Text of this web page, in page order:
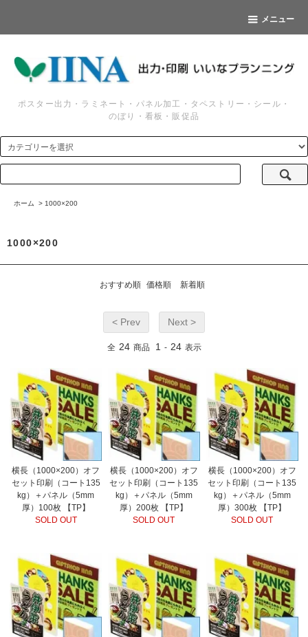
メニュー
ポスター出力・ラミネート・パネル加工・タペストリー・シール・
のぼり・看板・販促品
ホーム > 1000×200
1000×200
おすすめ順 価格順 新着順
< Prev Next >
全 24 商品 1 - 24 表示
横長（1000×200）オフ
セット印刷（コート135
kg）＋パネル（5mm
厚）100枚 【TP】
SOLD OUT
横長（1000×200）オフ
セット印刷（コート135
kg）＋パネル（5mm
厚）200枚 【TP】
SOLD OUT
横長（1000×200）オフ
セット印刷（コート135
kg）＋パネル（5mm
厚）300枚 【TP】
SOLD OUT